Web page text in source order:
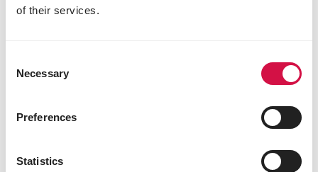
of their services.
Selection
Necessary
Preferences
Statistics
vermelde 6 weken liggen! Daarnaast kunnen de